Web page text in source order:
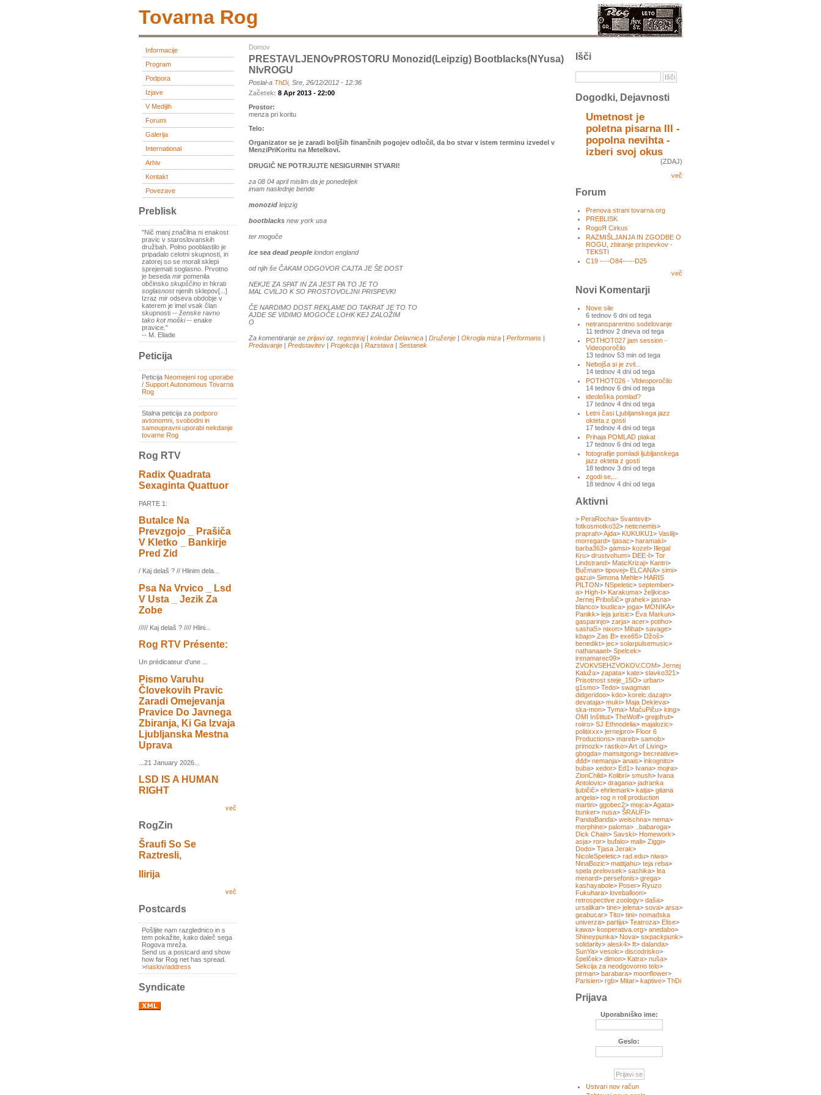
Tovarna Rog
Informacije
Program
Podpora
Izjave
V Medijih
Forumi
Galerija
International
Arhiv
Kontakt
Povezave
Preblisk
"Nič manj značilna ni enakost
pravic v staroslovanskih
družbah. Polno pooblastilo je
pripadalo celotni skupnosti, in
zatorej so se morali sklepi
sprejemati soglasno. Prvotno
je beseda mir pomenila
občinsko skupščino in hkrati
soglasnostnjenih sklepov[...]
Izraz mir odseva obdobje v
katerem je imel vsak član
skupnosti -- ženske ravno
tako kot moški-- enake
pravice."
-- M. Eliade
Peticija
Peticija Neomejeni rog uporabe
/ Support Autonomous Tovarna
Rog
Stalna peticija za podporo
avtonomni, svobodni in
samoupravni uporabi nekdanje
tovarne Rog
Rog RTV
Radix Quadrata
Sexaginta Quattuor
PARTE 1:
Butalce Na
Prevzgojo _ Prašiča
V Kletko _ Bankirje
Pred Zid
/ Kaj delaš ? // Hlinim dela...
Psa Na Vrvico _ Lsd
V Usta _ Jezik Za
Zobe
///// Kaj delaš ? //// Hlini...
Rog RTV Présente:
Un prédicateur d'une ...
Pismo Varuhu
Človekovih Pravic
Zaradi Omejevanja
Pravice Do Javnega
Zbiranja, Ki Ga Izvaja
Ljubljanska Mestna
Uprava
...21 January 2026...
LSD IS A HUMAN
RIGHT
več
RogZin
Šraufi So Se
Raztresli,
Ilirija
več
Postcards
Pošljite nam razglednico in s
tem pokažite, kako daleč sega
Rogova mreža.
Send us a postcard and show
how far Rog net has spread.
>naslov/address
Syndicate
Domov
PRESTAVLJENOvPROSTORU Monozid(Leipzig) Bootblacks(NYusa)
NIvROGU
Poslal-a ThDi, Sre, 26/12/2012 - 12:36
Začetek: 8 Apr 2013 - 22:00
Prostor:
menza pri koritu
Telo:
Organizator se je zaradi boljših finančnih pogojev odločil, da bo stvar v istem terminu izvedel v
MenziPriKoritu na Metelkovi.
DRUGIČ NE POTRJUJTE NESIGURNIH STVARI!
za 08 04 april mislim da je ponedeljek
imam naslednje bende
monozid leipzig
bootblacks new york usa
ter mogoče
ice sea dead people london england
od njih še ČAKAM ODGOVOR CAJTA JE ŠE DOST
NEKJE ZA SPAT IN ZA JEST PA TO JE TO
MAL CVILJO K SO PROSTOVOLJNI PRISPEVKI
ČE NARDIMO DOST REKLAME DO TAKRAT JE TO TO
AJDE SE VIDIMO MOGOČE LOHK KEJ ZALOŽIM
O
Za komentiranje se prijavioz. registriraj| koledar Delavnica Druženje Okrogla miza Performans
Predavanje
Predstavitev Projekcija Razstava Sestanek
Išči
Dogodki, Dejavnosti
Umetnost je
poletna pisarna III -
popolna nevihta -
izberi svoj okus
(ZDAJ)
več
Forum
Prenova strani tovarna.org
PREBLISK
RogoЯ Cirkus
RAZMIŠLJANJA IN ZGODBE O
ROGU, zbiranje prispevkov -
TEKSTI
C19 ----O84-----D25
več
Novi Komentarji
Nove sile
6 tednov 6 dni od tega
netransparentno sodelovanje
11 tednov 2 dneva od tega
POTHOT027 jam session -
Videoporočilo
13 tednov 53 min od tega
Nebojša si je zvil...
14 tednov 4 dni od tega
POTHOT026 - VIdeoporočilo
14 tednov 6 dni od tega
ideološka pomlad?
17 tednov 4 dni od tega
Letni časi Ljubljanskega jazz
okteta z gosti
17 tednov 4 dni od tega
Prihaja POMLAD plakat
17 tednov 6 dni od tega
fotografije pomladi ljubljanskega
jazz okteta z gosti
18 tednov 3 dni od tega
zgodi se,...
18 tednov 4 dni od tega
Aktivni
> PeraRocha> Svantevit>
fotkosmotko32> neticnemis>
praprah>Ajda> KUKUKU1> Vasilij>
morregard> tjasac> haramaki>
barba363> gamsi> kozel> Illegal
Kru> drustvohum> DEE-I> Tor
Lindstrand> MaticKrizaj> Kantri>
Bučman> tipovej> ELCANA> simi>
gazui> Simona Mehle> HARIS
PILTON> NSpeletic> september>
a> High-I> Karakuma> željkica>
Jernej Pribošič> grahek> jasna>
blanco> loudica> joga> MONIKA>
Panikk> leja jurisic> Eva Markun>
gasparinjo> zarja> acer> potiho>
sasha5> nixon> Mihat> savage>
kbajo> Zas B> exe65> Džoš>
benedikt> jec> solarpulsemusic>
nathanaael> Spelcek>
irenamarec09>
ZVOKVSEHZVOKOV.COM> Jernej
Kaluža> zapata> kate> slavko321>
Prisotnost steje_15O> urban>
g1smo> Tedo> swagman
didgeridoo> kdo> korelc.dazajn>
devataja> muki> Maja Dekleva>
ska-mon> Tyma> MačuPiču> king>
OMI Inštitut> TheWolf> grejpfrut>
roiiro> SJ Ethnodelia> majalozic>
politixxx> jernejpro> Floor 6
Productions> mareb> samob>
primozk> rastko>Art of Living>
gbogda> mamutgong> becreative>
đđđ> nemanja> anais> inkognito>
buba> xedor> Ed1> Ivana> mojra>
ZionChild> Kolibri> smush> Ivana
Antolovic> dragana> jadranka
ljubičič> ehrlemark> katja> gitana
angela> rog n roll production
martin> ggobec2> mojca>Agata>
bunker> nusa> ŠRAUFI>
PandaBanda> weischna> nema>
morphine> paloma> ..babaroga>
Dick Chain> Savski> Homework>
asja> ror> bufalo> mali> Ziggi>
Dodo> Tjasa Jerak>
NicoleSpeletic> rad.edu> niwa>
NinaBozic> matitjahu> teja reba>
spela prelovsek> sashika> lea
menard> persefonis> grega>
kashayabole> Poser> Ryuzo
Fukuhara> loveballoon>
retrospective zoology> daša>
ursalikar> tine> jelena> sova> arsa>
geabucar> Tito> tini> nomadska
univerza> partija> Teatroza> Elise>
kawa> kooperativa.org> anedabo>
Shineypunka> Nova> sixpackpunk>
solidarity> alesk4> ft> dalanda>
SunYa> vesolc> discodrisko>
špelček> dimon> Katra> nuša>
Sekcija za neodgovorno telo>
pirman> barabara> moonflower>
Parisien> rgb> Mitar> kaptive> ThDi
Prijava
Uporabniško ime:
Geslo:
Ustvari nov račun